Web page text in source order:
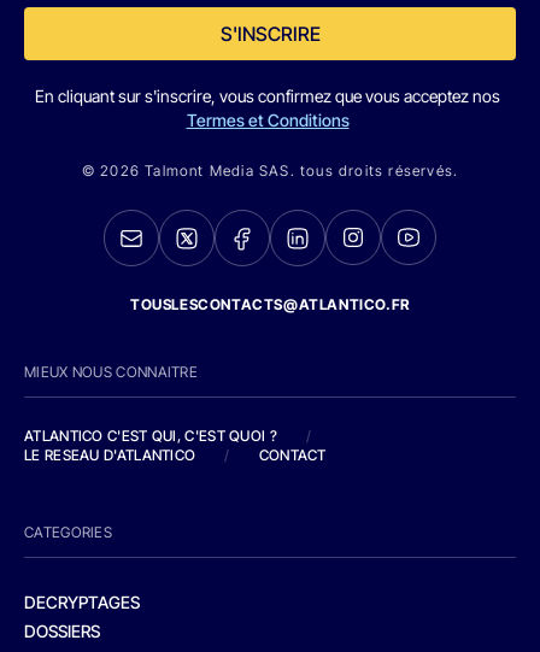
S'INSCRIRE
En cliquant sur s'inscrire, vous confirmez que vous acceptez nos
Termes et Conditions
© 2026 Talmont Media SAS. tous droits réservés.
TOUSLESCONTACTS@ATLANTICO.FR
MIEUX NOUS CONNAITRE
ATLANTICO C'EST QUI, C'EST QUOI ?
/
LE RESEAU D'ATLANTICO
/ CONTACT
CATEGORIES
DECRYPTAGES
DOSSIERS